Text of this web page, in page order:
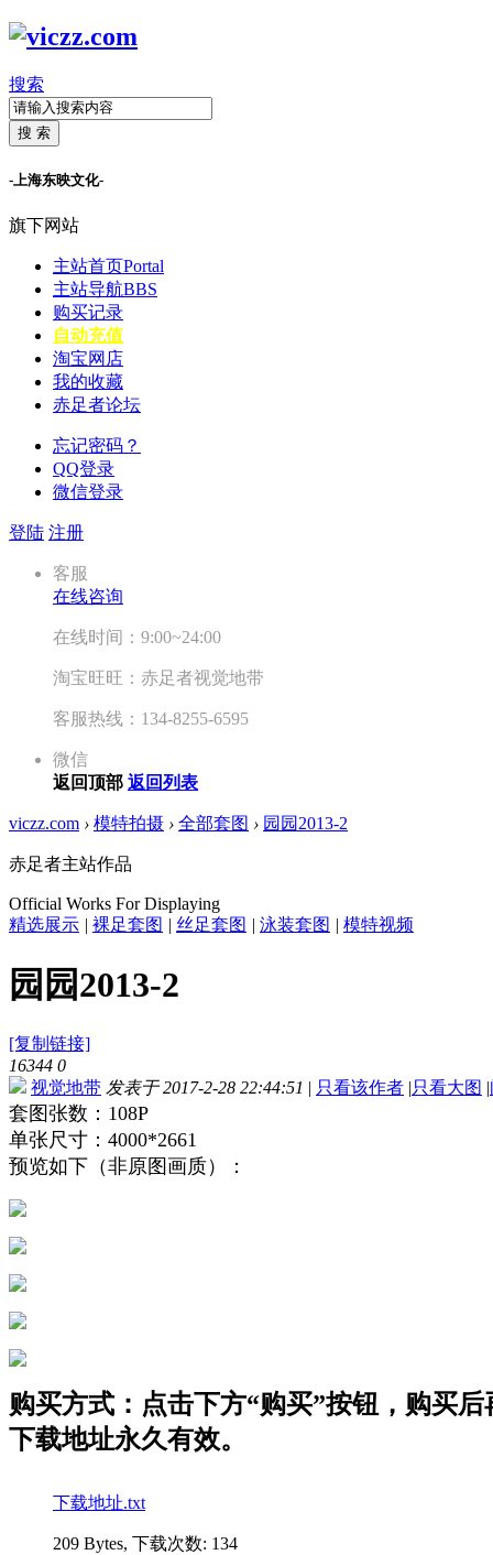
搜索
搜 索
-上海东映文化-
旗下网站
主站首页Portal
主站导航BBS
购买记录
自动充值
淘宝网店
我的收藏
赤足者论坛
忘记密码？
QQ登录
微信登录
登陆 注册
客服
在线咨询
在线时间：9:00~24:00
淘宝旺旺：赤足者视觉地带
客服热线：134-8255-6595
微信
返回顶部 返回列表
viczz.com › 模特拍摄 › 全部套图 › 园园2013-2
赤足者主站作品
Official Works For Displaying
精选展示 | 裸足套图 | 丝足套图 | 泳装套图 | 模特视频
园园2013-2
[复制链接]
16344 0
视觉地带 发表于 2017-2-28 22:44:51 | 只看该作者 |只看大图 |
套图张数：108P
单张尺寸：4000*2661
预览如下（非原图画质）：
购买方式：点击下方“购买”按钮，购买
下载地址永久有效。
下载地址.txt
209 Bytes, 下载次数: 134